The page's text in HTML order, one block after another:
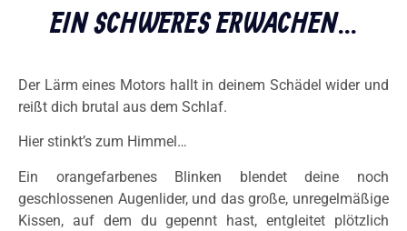
EIN SCHWERES ERWACHEN...
Der Lärm eines Motors hallt in deinem Schädel wider und
reißt dich brutal aus dem Schlaf.
Hier stinkt’s zum Himmel…
Ein orangefarbenes Blinken blendet deine noch
geschlossenen Augenlider, und das große, unregelmäßige
Kissen, auf dem du gepennt hast, entgleitet plötzlich